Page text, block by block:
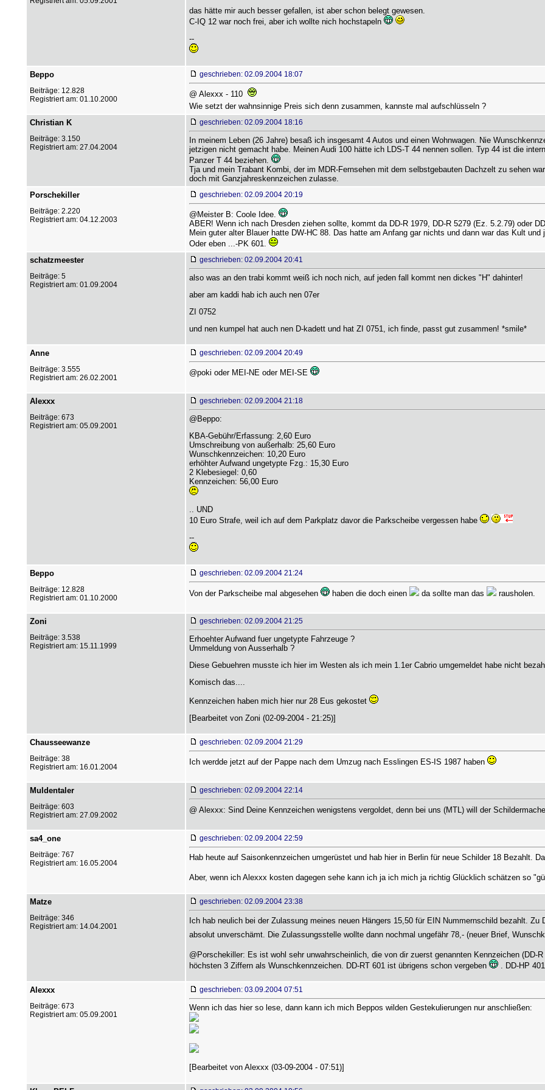
das hätte mir auch besser gefallen, ist aber schon belegt gewesen.
C-IQ 12 war noch frei, aber ich wollte nich hochstapeln
--
Beppo
Beiträge: 12.828
Registriert am: 01.10.2000
geschrieben: 02.09.2004 18:07
@ Alexxx - 110 
Wie setzt der wahnsinnige Preis sich denn zusammen, kannste mal aufschlüsseln ?
Christian K
Beiträge: 3.150
Registriert am: 27.04.2004
geschrieben: 02.09.2004 18:16
In meinem Leben (26 Jahre) besaß ich insgesamt 4 Autos und einen Wohnwagen. Nie
jetzigen nicht gemacht habe. Meinen Audi 100 hätte ich LDS-T 44 nennen sollen. Typ 44 ist die
Panzer T 44 beziehen.
Tja und mein Trabant Kombi, der im MDR-Fernsehen mit dem selbstgebauten Dachzelt zu sehen
doch mit Ganzjahreskennzeichen zulasse.
Porschekiller
Beiträge: 2.220
Registriert am: 04.12.2003
geschrieben: 02.09.2004 20:19
@Meister B: Coole Idee.
ABER! Wenn ich nach Dresden ziehen sollte, kommt da DD-R 1979, DD-R 5279 (Ez. 5.2.79) oder
Mein guter alter Blauer hatte DW-HC 88. Das hatte am Anfang gar nichts und dann war das Kult
Oder eben ...-PK 601.
schatzmeester
Beiträge: 5
Registriert am: 01.09.2004
geschrieben: 02.09.2004 20:41
also was an den trabi kommt weiß ich noch nich, auf jeden fall kommt nen dickes "H" dahinter!
aber am kaddi hab ich auch nen 07er
ZI 0752
und nen kumpel hat auch nen D-kadett und hat ZI 0751, ich finde, passt gut zusammen! *smile*
Anne
Beiträge: 3.555
Registriert am: 26.02.2001
geschrieben: 02.09.2004 20:49
@poki oder MEI-NE oder MEI-SE
Alexxx
Beiträge: 673
Registriert am: 05.09.2001
geschrieben: 02.09.2004 21:18
@Beppo:
KBA-Gebühr/Erfassung: 2,60 Euro
Umschreibung von außerhalb: 25,60 Euro
Wunschkennzeichen: 10,20 Euro
erhöhter Aufwand ungetypte Fzg.: 15,30 Euro
2 Klebesiegel: 0,60
Kennzeichen: 56,00 Euro
.. UND
10 Euro Strafe, weil ich auf dem Parkplatz davor die Parkscheibe vergessen habe
--
Beppo
Beiträge: 12.828
Registriert am: 01.10.2000
geschrieben: 02.09.2004 21:24
Von der Parkscheibe mal abgesehen haben die doch einen da sollte man das rausholen.
Zoni
Beiträge: 3.538
Registriert am: 15.11.1999
geschrieben: 02.09.2004 21:25
Erhoehter Aufwand fuer ungetypte Fahrzeuge ?
Ummeldung von Ausserhalb ?
Diese Gebuehren musste ich hier im Westen als ich mein 1.1er Cabrio umgemeldet habe nicht
Komisch das....
Kennzeichen haben mich hier nur 28 Eus gekostet
[Bearbeitet von Zoni (02-09-2004 - 21:25)]
Chausseewanze
Beiträge: 38
Registriert am: 16.01.2004
geschrieben: 02.09.2004 21:29
Ich werdde jetzt auf der Pappe nach dem Umzug nach Esslingen ES-IS 1987 haben
Muldentaler
Beiträge: 603
Registriert am: 27.09.2002
geschrieben: 02.09.2004 22:14
@ Alexxx: Sind Deine Kennzeichen wenigstens vergoldet, denn bei uns (MTL) will der
sa4_one
Beiträge: 767
Registriert am: 16.05.2004
geschrieben: 02.09.2004 22:59
Hab heute auf Saisonkennzeichen umgerüstet und hab hier in Berlin für neue Schilder 18 Bezahlt.
Aber, wenn ich Alexxx kosten dagegen sehe kann ich ja ich mich ja richtig Glücklich schätzen so
Matze
Beiträge: 346
Registriert am: 14.04.2001
geschrieben: 02.09.2004 23:38
Ich hab neulich bei der Zulassung meines neuen Hängers 15,50 für EIN Nummernschild bezahlt.
absolut unverschämt. Die Zulassungsstelle wollte dann nochmal ungefähr 78,- (neuer Brief,
@Porschekiller: Es ist wohl sehr unwahrscheinlich, die von dir zuerst genannten Kennzeichen
höchsten 3 Ziffern als Wunschkennzeichen. DD-RT 601 ist übrigens schon vergeben
. DD-HP
Alexxx
Beiträge: 673
Registriert am: 05.09.2001
geschrieben: 03.09.2004 07:51
Wenn ich das hier so lese, dann kann ich mich Beppos wilden Gestekulierungen nur anschließen:
[Bearbeitet von Alexxx (03-09-2004 - 07:51)]